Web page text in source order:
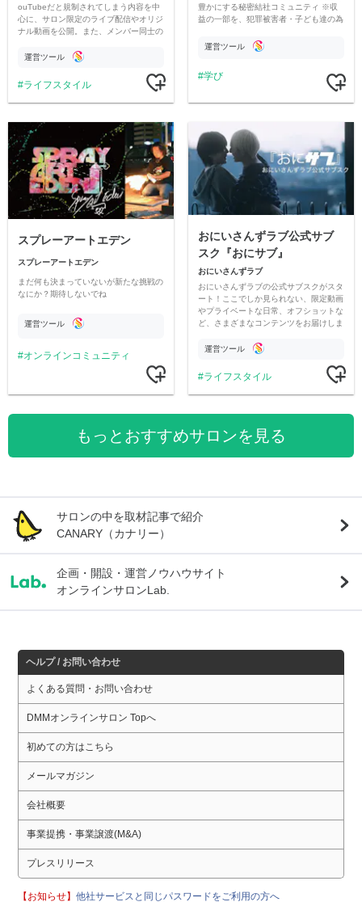
ouTubeだと規制されてしまう内容を中
心に、サロン限定のライブ配信やオリジ
ナル動画を公開。また、メンバー同士の
ただいています。
運営ツール
ライフスタイル
豊かにする秘密結社コミュニティ ※収
益の一部を、犯罪被害者・子ども達の為
す運営ツール
学び
スプレーアートエデン
スプレーアートエデン
まだ何も決まっていないが新たな挑戦の
なにか？期待しないでね
運営ツール
オンラインコミュニティ
おにいさんずラブ公式サブ
スク『おにサブ』
おにいさんずラブ
おにいさんずラブの公式サブスクがスタ
ート！ここでしか見られない、限定動画
やプライベートな日常、オフショットな
ど、さまざまなコンテンツをお届けしま
運営ツール
ライフスタイル
もっとおすすめサロンを見る
サロンの中を取材記事で紹介
CANARY（カナリー）
企画・開設・運営ノウハウサイト
オンラインサロンLab.
ヘルプ / お問い合わせ
よくある質問・お問い合わせ
DMMオンラインサロン Topへ
初めての方はこちら
メールマガジン
会社概要
事業提携・事業譲渡(M&A)
プレスリリース
【お知らせ】他社サービスと同じパスワードをご利用の方へ